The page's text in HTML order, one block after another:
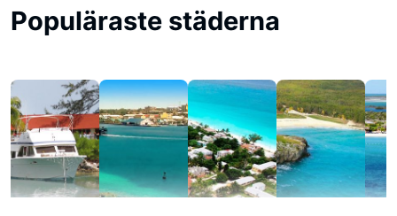
Populäraste städerna